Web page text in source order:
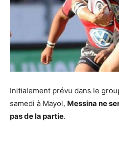
Initialement prévu dans le
samedi à Mayol, Messina ne
pas de la partie.